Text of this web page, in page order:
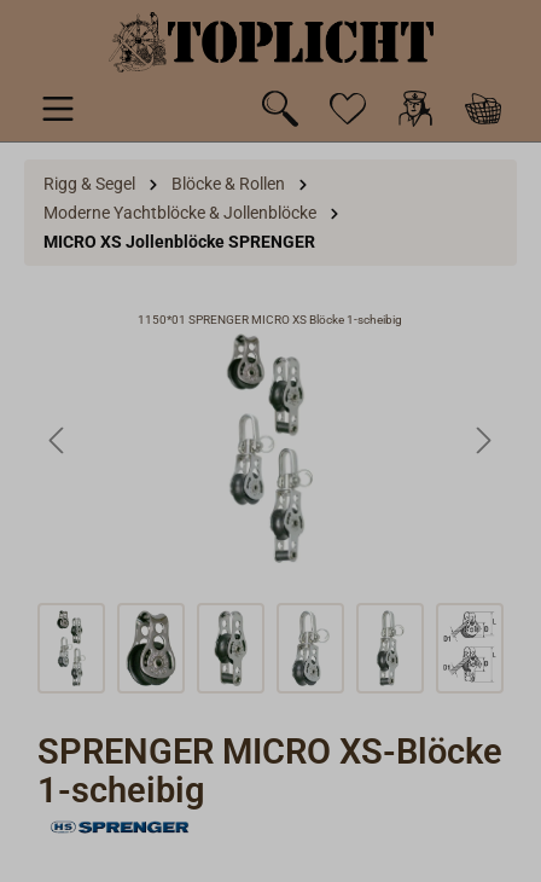
springen
Rigg & Segel
Blöcke & Rollen
Moderne Yachtblöcke & Jollenblöcke
MICRO XS Jollenblöcke SPRENGER
1150*01 SPRENGER MICRO XS Blöcke 1-scheibig
SPRENGER MICRO XS-Blöcke
1-scheibig